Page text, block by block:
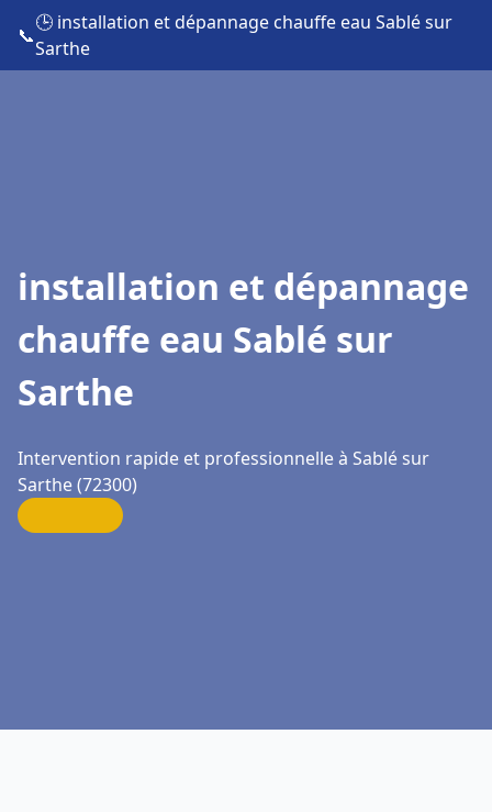
📞
🕒 installation et dépannage chauffe eau Sablé sur
Sarthe
installation et dépannage
chauffe eau Sablé sur
Sarthe
Intervention rapide et professionnelle à Sablé sur
Sarthe (72300)